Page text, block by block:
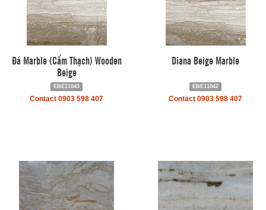
Đá Marble (Cẩm Thạch) Wooden
Beige
EBE11043
Contact 0903 598 407
Diana Beige Marble
EBE11042
Contact 0903 598 407